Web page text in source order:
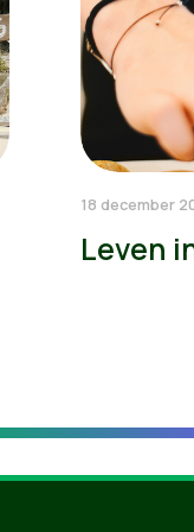
18 december
Leven